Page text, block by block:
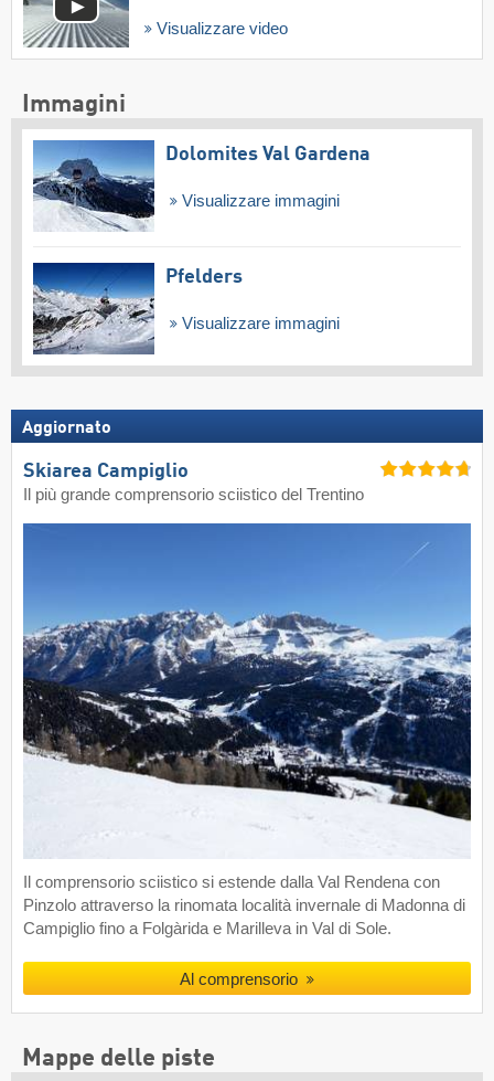
Visualizzare video
Immagini
Dolomites Val Gardena
Visualizzare immagini
Pfelders
Visualizzare immagini
Aggiornato
Skiarea Campiglio
Il più grande comprensorio sciistico del Trentino
Il comprensorio sciistico si estende dalla Val Rendena con
Pinzolo attraverso la rinomata località invernale di Madonna di
Campiglio fino a Folgàrida e Marilleva in Val di Sole.
Al comprensorio
Mappe delle piste